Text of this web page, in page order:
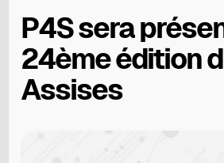
P4S sera
24ème édition
Assises